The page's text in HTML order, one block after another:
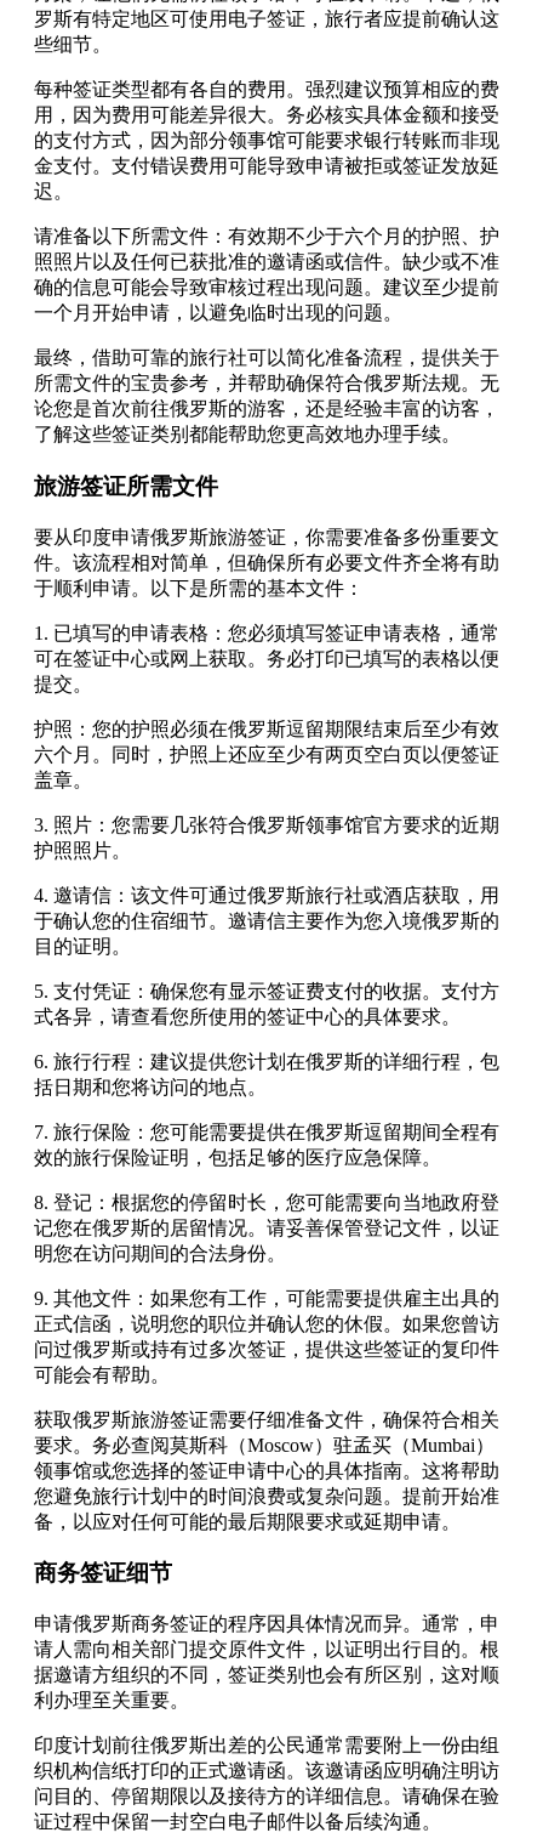
罗斯有特定地区可使用电子签证，旅行者应提前确认这
些细节。
每种签证类型都有各自的费用。强烈建议预算相应的费
用，因为费用可能差异很大。务必核实具体金额和接受
的支付方式，因为部分领事馆可能要求银行转账而非现
金支付。支付错误费用可能导致申请被拒或签证发放延
迟。
请准备以下所需文件：有效期不少于六个月的护照、护
照照片以及任何已获批准的邀请函或信件。缺少或不准
确的信息可能会导致审核过程出现问题。建议至少提前
一个月开始申请，以避免临时出现的问题。
最终，借助可靠的旅行社可以简化准备流程，提供关于
所需文件的宝贵参考，并帮助确保符合俄罗斯法规。无
论您是首次前往俄罗斯的游客，还是经验丰富的访客，
了解这些签证类别都能帮助您更高效地办理手续。
旅游签证所需文件
要从印度申请俄罗斯旅游签证，你需要准备多份重要文
件。该流程相对简单，但确保所有必要文件齐全将有助
于顺利申请。以下是所需的基本文件：
1. 已填写的申请表格：您必须填写签证申请表格，通常
可在签证中心或网上获取。务必打印已填写的表格以便
提交。
护照：您的护照必须在俄罗斯逗留期限结束后至少有效
六个月。同时，护照上还应至少有两页空白页以便签证
盖章。
3. 照片：您需要几张符合俄罗斯领事馆官方要求的近期
护照照片。
4. 邀请信：该文件可通过俄罗斯旅行社或酒店获取，用
于确认您的住宿细节。邀请信主要作为您入境俄罗斯的
目的证明。
5. 支付凭证：确保您有显示签证费支付的收据。支付方
式各异，请查看您所使用的签证中心的具体要求。
6. 旅行行程：建议提供您计划在俄罗斯的详细行程，包
括日期和您将访问的地点。
7. 旅行保险：您可能需要提供在俄罗斯逗留期间全程有
效的旅行保险证明，包括足够的医疗应急保障。
8. 登记：根据您的停留时长，您可能需要向当地政府登
记您在俄罗斯的居留情况。请妥善保管登记文件，以证
明您在访问期间的合法身份。
9. 其他文件：如果您有工作，可能需要提供雇主出具的
正式信函，说明您的职位并确认您的休假。如果您曾访
问过俄罗斯或持有过多次签证，提供这些签证的复印件
可能会有帮助。
获取俄罗斯旅游签证需要仔细准备文件，确保符合相关
要求。务必查阅莫斯科（Moscow）驻孟买（Mumbai）
领事馆或您选择的签证申请中心的具体指南。这将帮助
您避免旅行计划中的时间浪费或复杂问题。提前开始准
备，以应对任何可能的最后期限要求或延期申请。
商务签证细节
申请俄罗斯商务签证的程序因具体情况而异。通常，申
请人需向相关部门提交原件文件，以证明出行目的。根
据邀请方组织的不同，签证类别也会有所区别，这对顺
利办理至关重要。
印度计划前往俄罗斯出差的公民通常需要附上一份由组
织机构信纸打印的正式邀请函。该邀请函应明确注明访
问目的、停留期限以及接待方的详细信息。请确保在验
证过程中保留一封空白电子邮件以备后续沟通。